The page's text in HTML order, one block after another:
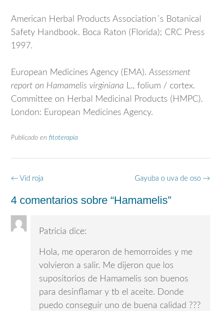
American Herbal Products Association´s Botanical
Safety Handbook. Boca Raton (Florida); CRC Press
1997.
European Medicines Agency (EMA). Assessment
report on Hamamelis virginiana L., folium / cortex.
Committee on Herbal Medicinal Products (HMPC).
London: European Medicines Agency.
Publicado en fitoterapia
Navegación
entradas
Gayuba o uva de oso →
← Vid roja
4 comentarios sobre “Hamamelis”
Patricia dice:
Hola, me operaron de hemorroides y me
volvieron a salir. Me dijeron que los
supositorios de Hamamelis son buenos
para desinflamar y tb el aceite. Donde
puedo conseguir uno de buena calidad ???